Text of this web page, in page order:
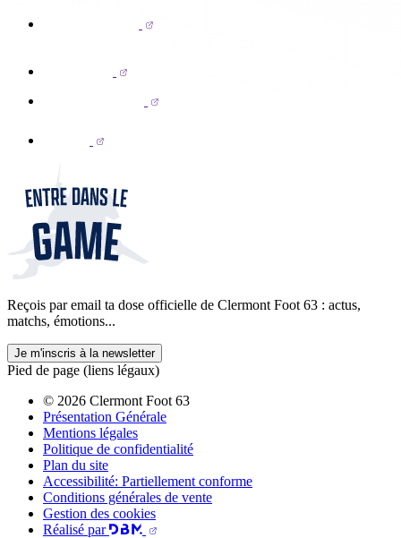
Reçois par email ta dose officielle de Clermont Foot 63 : actus,
matchs, émotions...
Je m'inscris à la newsletter
Pied de page (liens légaux)
© 2026 Clermont Foot 63
Présentation Générale
Mentions légales
Politique de confidentialité
Plan du site
Accessibilité: Partiellement conforme
Conditions générales de vente
Gestion des cookies
Réalisé par